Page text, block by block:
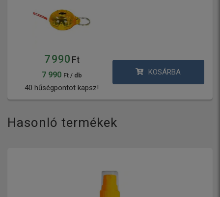
7 990 Ft
7 990 Ft / db
40 hűségpontot kapsz!
KOSÁRBA
Hasonló termékek